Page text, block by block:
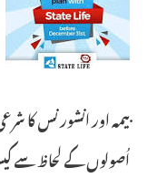
بیمہ اور انشورنس کا
اُصولوں کے لحاظ سے